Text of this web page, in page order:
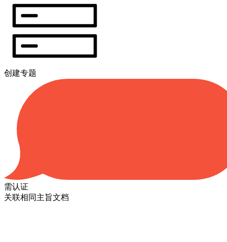
创建专题
需认证
关联相同主旨文档